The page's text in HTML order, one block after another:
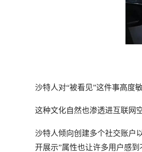
沙特人对“被看见”这件事高度
这种文化自然也渗透进互联网空
沙特人倾向创建多个社交账户
开展示”属性也让许多用户感到